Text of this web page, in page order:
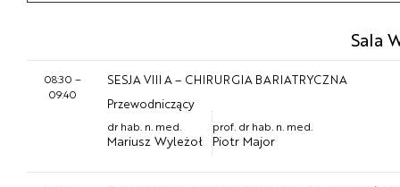
Sala
08:30 –
09:40
SESJA VIII A – CHIRURGIA BARIATRYCZNA
Przewodniczący
dr hab. n. med.
Mariusz Wyleżoł
prof. dr hab. n. med.
Piotr Major